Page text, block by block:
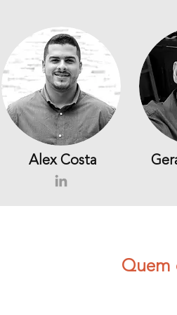
Alex Costa
Quem